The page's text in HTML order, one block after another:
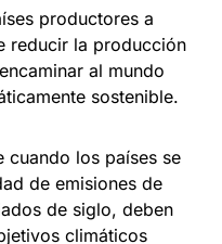
productores a
reducir la producción
al mundo
sostenible.
cuando los países se
de emisiones de
de siglo, deben
climáticos